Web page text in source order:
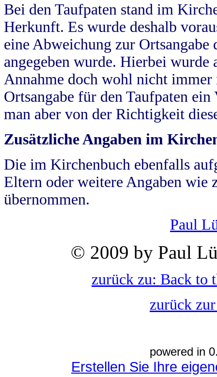
Bei den Taufpaten stand im
Herkunft. Es wurde deshalb
eine Abweichung zur
angegeben wurde. Hierbei wurde
Annahme doch wohl nicht
Ortsangabe für den Taufpaten
man aber von der Richtigkeit
Zusätzliche Angaben im
Die im Kirchenbuch ebenfalls
Eltern oder weitere Angaben wie
übernommen.
Paul
© 2009 by Paul
zurück zu: Back to
zurück
powered in
Erstellen Sie Ihre